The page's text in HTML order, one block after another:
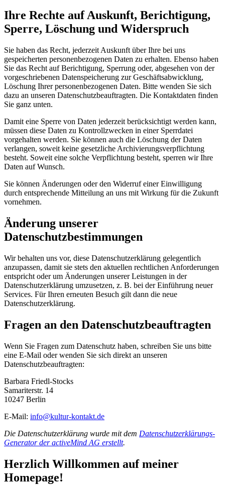
Ihre Rechte auf Auskunft, Berichtigung,
Sperre, Löschung und Widerspruch
Sie haben das Recht, jederzeit Auskunft über Ihre bei uns
gespeicherten personenbezogenen Daten zu erhalten. Ebenso haben
Sie das Recht auf Berichtigung, Sperrung oder, abgesehen von der
vorgeschriebenen Datenspeicherung zur Geschäftsabwicklung,
Löschung Ihrer personenbezogenen Daten. Bitte wenden Sie sich
dazu an unseren Datenschutzbeauftragten. Die Kontaktdaten finden
Sie ganz unten.
Damit eine Sperre von Daten jederzeit berücksichtigt werden kann,
müssen diese Daten zu Kontrollzwecken in einer Sperrdatei
vorgehalten werden. Sie können auch die Löschung der Daten
verlangen, soweit keine gesetzliche Archivierungsverpflichtung
besteht. Soweit eine solche Verpflichtung besteht, sperren wir Ihre
Daten auf Wunsch.
Sie können Änderungen oder den Widerruf einer Einwilligung
durch entsprechende Mitteilung an uns mit Wirkung für die Zukunft
vornehmen.
Änderung unserer
Datenschutzbestimmungen
Wir behalten uns vor, diese Datenschutzerklärung gelegentlich
anzupassen, damit sie stets den aktuellen rechtlichen Anforderungen
entspricht oder um Änderungen unserer Leistungen in der
Datenschutzerklärung umzusetzen, z. B. bei der Einführung neuer
Services. Für Ihren erneuten Besuch gilt dann die neue
Datenschutzerklärung.
Fragen an den Datenschutzbeauftragten
Wenn Sie Fragen zum Datenschutz haben, schreiben Sie uns bitte
eine E-Mail oder wenden Sie sich direkt an unseren
Datenschutzbeauftragten:
Barbara Friedl-Stocks
Samariterstr. 14
10247 Berlin
E-Mail: info@kultur-kontakt.de
Die Datenschutzerklärung wurde mit dem Datenschutzerklärungs-
Generator der activeMind AG erstellt.
Herzlich Willkommen auf meiner
Homepage!